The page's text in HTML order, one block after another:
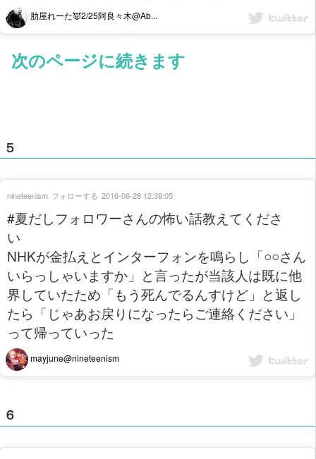
肋屋れーた👿2/25阿良々木@Ab...
次のページに続きます
５
#夏だしフォロワーさんの怖い話教えてくださ
い
NHKが金払えとインターフォンを鳴らし「○○さん
いらっしゃいますか」と言ったが当該人は既に他
界していたため「もう死んでるんすけど」と返し
たら「じゃあお戻りになったらご連絡ください」
って帰っていった
mayjune@nineteenism
nineteenism フォローする 2016-06-28 12:39:05
６